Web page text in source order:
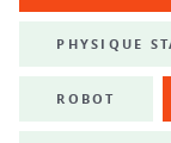
PHYSIQUE
ROBOT